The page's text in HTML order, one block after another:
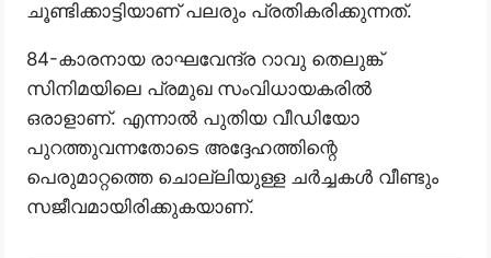
ചൂണ്ടിക്കാട്ടിയാണ് പലരും പ്രതികരിക്കുന്നത്.
84-കാരനായ രാഘവേന്ദ്ര റാവു തെലുങ്ക്
സിനിമയിലെ പ്രമുഖ സംവിധായകരിൽ
ഒരാളാണ്. എന്നാൽ പുതിയ വീഡിയോ
പുറത്തുവന്നതോടെ അദ്ദേഹത്തിന്റെ
പെരുമാറ്റത്തെ ചൊല്ലിയുള്ള ചർച്ചകൾ വീണ്ടും
സജീവമായിരിക്കുകയാണ്.